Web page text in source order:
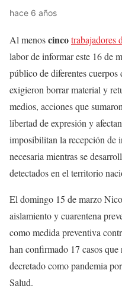
hace 6 años
Al menoscincotrabajadores
labor de informar este 16 de
público de diferentes
exigieron borrar material y
medios, acciones que
libertad de expresión y
imposibilitan la recepción de
necesaria mientras se
detectados en el territorio
El domingo 15 de marzo
aislamiento y cuarentena
como medida preventiva
han confirmado 17 casos
decretado como pandemia
Salud.